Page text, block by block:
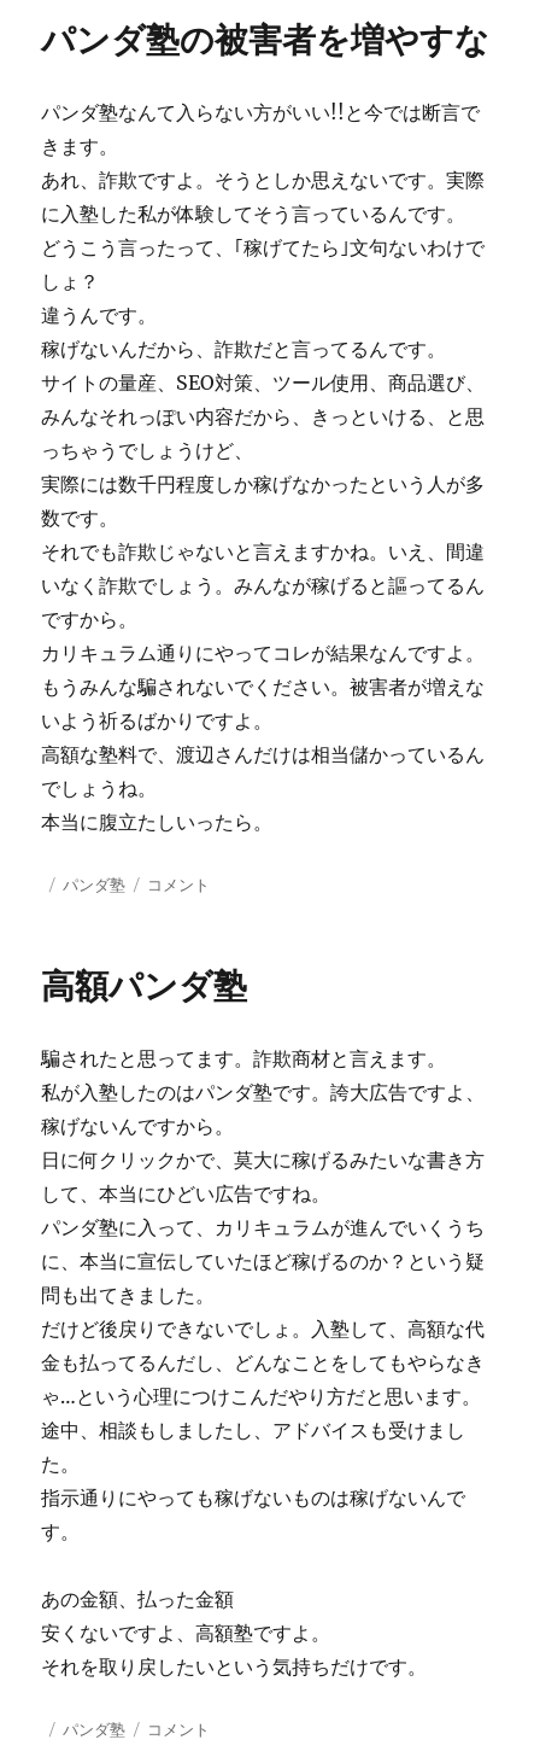
ー
教
い
い
と
い
さ
に
パンダ塾の被害者を増やすな
パンダ塾なんて入らない方がいい!!と今では断言で
きます。
あれ、詐欺ですよ。そうとしか思えないです。実際
に入塾した私が体験してそう言っているんです。
どうこう言ったって、｢稼げてたら｣文句ないわけで
しょ？
違うんです。
稼げないんだから、詐欺だと言ってるんです。
サイトの量産、SEO対策、ツール使用、商品選び、
みんなそれっぽい内容だから、きっといける、と思
っちゃうでしょうけど、
実際には数千円程度しか稼げなかったという人が多
数です。
それでも詐欺じゃないと言えますかね。いえ、間違
いなく詐欺でしょう。みんなが稼げると謳ってるん
ですから。
カリキュラム通りにやってコレが結果なんですよ。
もうみんな騙されないでください。被害者が増えな
いよう祈るばかりですよ。
高額な塾料で、渡辺さんだけは相当儲かっているん
でしょうね。
本当に腹立たしいったら。
投 カ
ー
パンダ塾
パ
の
者
を
や
す
な
コメント
高額パンダ塾
騙されたと思ってます。詐欺商材と言えます。
私が入塾したのはパンダ塾です。誇大広告ですよ、
稼げないんですから。
日に何クリックかで、莫大に稼げるみたいな書き方
して、本当にひどい広告ですね。
パンダ塾に入って、カリキュラムが進んでいくうち
に、本当に宣伝していたほど稼げるのか？という疑
問も出てきました。
だけど後戻りできないでしょ。入塾して、高額な代
金も払ってるんだし、どんなことをしてもやらなき
ゃ…という心理につけこんだやり方だと思います。
途中、相談もしましたし、アドバイスも受けまし
た。
指示通りにやっても稼げないものは稼げないんで
す。
あの金額、払った金額
安くないですよ、高額塾ですよ。
それを取り戻したいという気持ちだけです。
投 カ
パンダ塾
高
コメント